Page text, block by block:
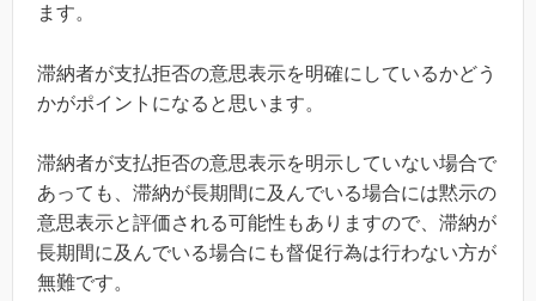
ます。
滞納者が支払拒否の意思表示を明確にしているかどう
かがポイントになると思います。
滞納者が支払拒否の意思表示を明示していない場合で
あっても、滞納が長期間に及んでいる場合には黙示の
意思表示と評価される可能性もありますので、滞納が
長期間に及んでいる場合にも督促行為は行わない方が
無難です。